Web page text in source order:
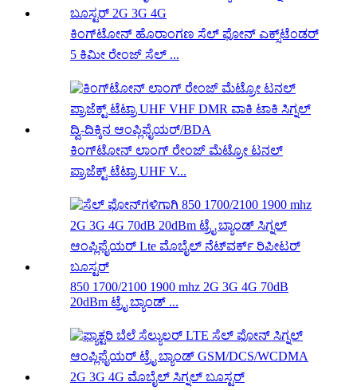
ಕಿಂಗ್‌ಟೋನ್ ಹೊರಾಂಗಣ ಸೆಲ್ ಫೋನ್ ಎಕ್ಸ್‌ಟೆಂಡರ್
5 ಕಿಮೀ ರೇಂಜ್ ಸೆಲ್ ...
ಕಿಂಗ್‌ಟೋನ್ ಲಾಂಗ್ ರೇಂಜ್ ಮೆಟ್ರೋ ಟನಲ್
ಪ್ರಾಜೆಕ್ಟ್ ಟೆಟ್ರಾ UHF V...
850 1700/2100 1900 mhz 2G 3G 4G 70dB
20dBm ಟ್ರೈ ಬ್ಯಾಂಡ್ ...